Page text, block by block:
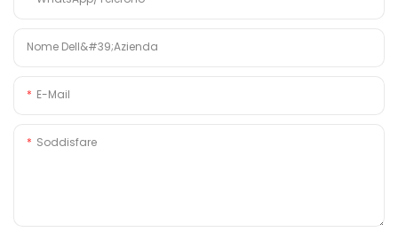
Nome Dell&#39;azienda
E-Mail
Soddisfare